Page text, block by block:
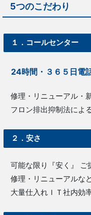
5つのこだわり
１．コールセンター
24時間・３６５日電
修理・リニューアル・
フロン排出抑制法によ
２．安さ
可能な限り『安く』 ご
修理・リニューアルな
大量仕入れＩＴ社内効